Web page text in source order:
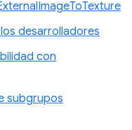
desarrolladores
con
subgrupos